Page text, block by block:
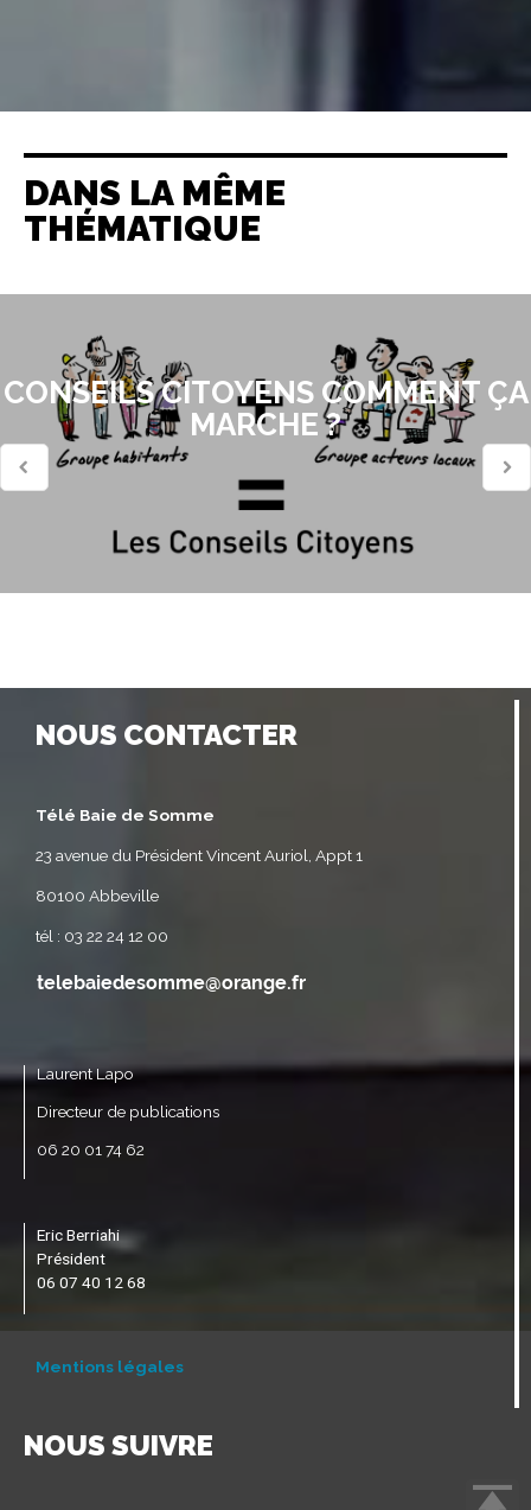
DANS LA MÊME
THÉMATIQUE
CONSEILS CITOYENS COMMENT ÇA
MARCHE ?
NOUS CONTACTER
Télé Baie de Somme
23 avenue du Président Vincent Auriol, Appt 1
80100 Abbeville
tél : 03 22 24 12 00
Laurent Lapo
Directeur de publications
06 20 01 74 62
Eric Berriahi
Président
06 07 40 12 68
Mentions légales
NOUS SUIVRE